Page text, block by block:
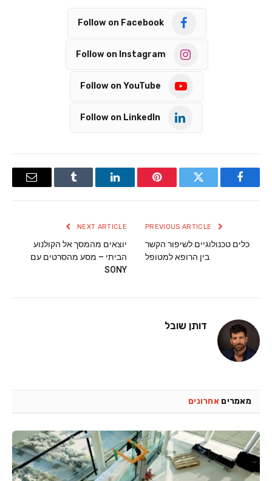
Follow on Facebook
Follow on Instagram
Follow on YouTube
Follow on LinkedIn
Facebook
Twitter
Pinterest
LinkedIn
Tumblr
Email
כלים טכנולוגיים לשיפור הקשר
בין הרופא למטופל
NEXT ARTICLE
יוצאים מהמסך אל הקולנוע
הביתי – מסע מהסרטים עם
SONY
דותן שובל
מאמרים אחרונים